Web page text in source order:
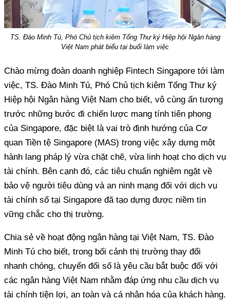
TS. Đào Minh Tú, Phó Chủ tịch kiêm Tổng Thư ký Hiệp hội Ngân hàng
Việt Nam phát biểu tại buổi làm việc
Chào mừng đoàn doanh nghiệp Fintech Singapore tới làm
việc, TS. Đào Minh Tú, Phó Chủ tịch kiêm Tổng Thư ký
Hiệp hội Ngân hàng Việt Nam cho biết, vô cùng ấn tượng
trước những bước đi chiến lược mang tính tiên phong
của Singapore, đặc biệt là vai trò định hướng của Cơ
quan Tiền tệ Singapore (MAS) trong việc xây dựng một
hành lang pháp lý vừa chặt chẽ, vừa linh hoạt cho dịch vụ
tài chính. Bên cạnh đó, các tiêu chuẩn nghiêm ngặt về
bảo vệ người tiêu dùng và an ninh mạng đối với dịch vụ
tài chính số tại Singapore đã tạo dựng được niềm tin
vững chắc cho thị trường.
Chia sẻ về hoạt động ngân hàng tại Việt Nam, TS. Đào
Minh Tú cho biết, trong bối cảnh thị trường thay đổi
nhanh chóng, chuyển đổi số là yêu cầu bắt buộc đối với
các ngân hàng Việt Nam nhằm đáp ứng nhu cầu dịch vụ
tài chính tiện lợi, an toàn và cá nhân hóa của khách hàng.